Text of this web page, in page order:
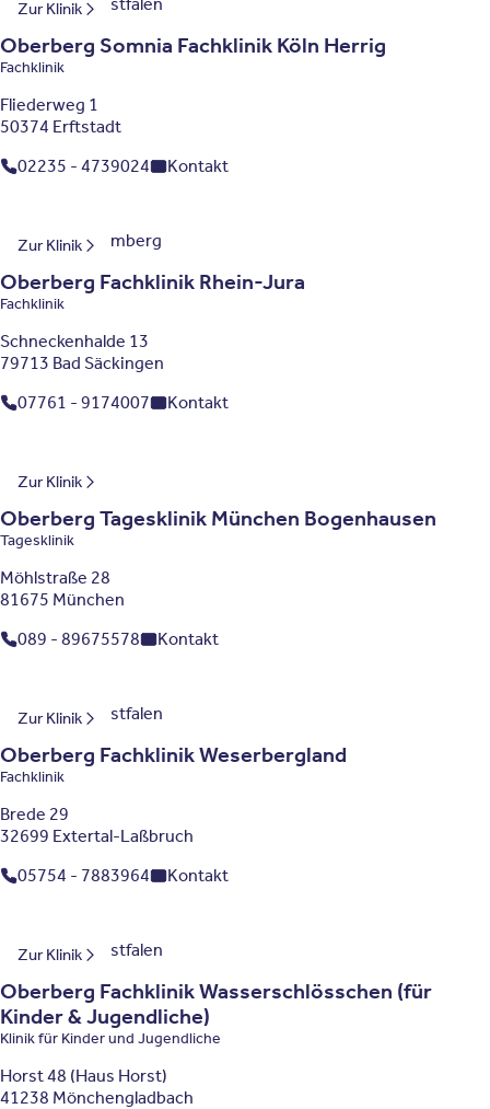
Zur Klinik
Oberberg Somnia Fachklinik Köln Herrig
Fachklinik
Fliederweg 1
50374 Erftstadt
02235 - 4739024
Kontakt
Zur Klinik
Baden-Württemberg
Oberberg Fachklinik Rhein-Jura
Fachklinik
Schneckenhalde 13
79713 Bad Säckingen
07761 - 9174007
Kontakt
Zur Klinik
Bayern
Oberberg Tagesklinik München Bogenhausen
Tagesklinik
Möhlstraße 28
81675 München
089 - 89675578
Kontakt
Zur Klinik
Nordrhein-Westfalen
Oberberg Fachklinik Weserbergland
Fachklinik
Brede 29
32699 Extertal-Laßbruch
05754 - 7883964
Kontakt
Zur Klinik
Nordrhein-Westfalen
Oberberg Fachklinik Wasserschlösschen (für
Kinder & Jugendliche)
Klinik für Kinder und Jugendliche
Horst 48 (Haus Horst)
41238 Mönchengladbach